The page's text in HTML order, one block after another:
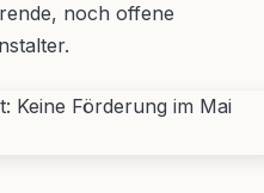
noch offene